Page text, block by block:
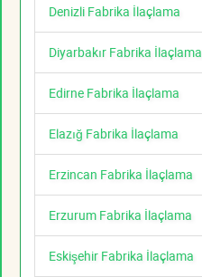
Denizli Fabrika İlaçlama
Diyarbakır Fabrika İlaçlama
Edirne Fabrika İlaçlama
Elazığ Fabrika İlaçlama
Erzincan Fabrika İlaçlama
Erzurum Fabrika İlaçlama
Eskişehir Fabrika İlaçlama